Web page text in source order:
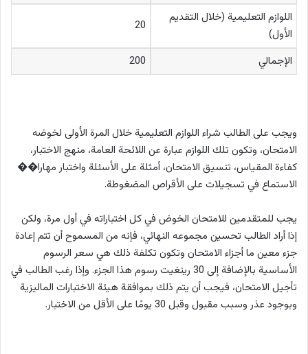
اللوازم التعليمية (خلال التقديم
الأول)
20
الإجمالي 200
ويجب على الطالب شراء اللوازم التعليمية خلال المرة الأولى لخوضه
الامتحان، وتكون تلك اللوازم عبارة عن اللائحة العامة، منهج الاختبار،
كفاءة المقياس، تنسيق الامتحان، أمثلة على الأسئلة واختبار مهارا��
الاستماع في تسجيلات على الأقراص المضغوطة.
يجب للمتقدمين للامتحان الخوض في كل اختباراته في أول مرة، ولكن
إذا أراد الطالب تحسين مجموعه النهائي، فإنه من المسموح أن تتم إعادة
جزء معين ما أجزاء الامتحان وتكون تكلفة ذلك هي سعر الرسوم
الأساسية بالإضافة إلى 30 رينغيت رسوم هذا الجزء. وإذا رغب الطالب في
تأجيل الامتحان، فيجب أن يتم ذلك بموافقة هيئة الاختبارات الماليزية
وبوجود عذر وسبب مقبول وقبل 30 يومًا على الأقل من الاختبار.